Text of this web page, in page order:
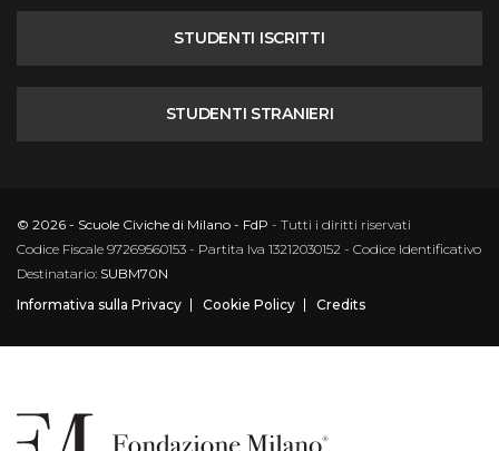
STUDENTI ISCRITTI
STUDENTI STRANIERI
© 2026 - Scuole Civiche di Milano - FdP - Tutti i diritti riservati
Codice Fiscale 97269560153 - Partita Iva 13212030152 - Codice Identificativo
Destinatario: SUBM70N
Informativa sulla Privacy
Cookie Policy Credits